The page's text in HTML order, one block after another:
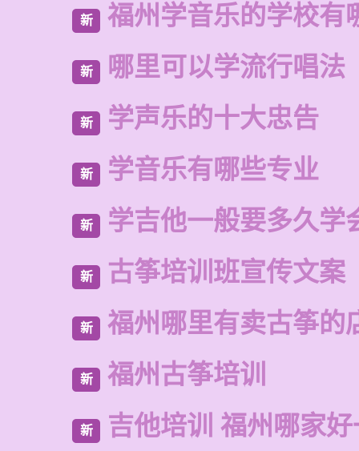
新 福州学音乐的学校有
新 哪里可以学流行唱法
新 学声乐的十大忠告
新 学音乐有哪些专业
新 学吉他一般要多久学
新 古筝培训班宣传文案
新 福州哪里有卖古筝的
新 福州古筝培训
新 吉他培训 福州哪家